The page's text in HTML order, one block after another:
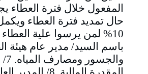
المفعول خلال فترة العطاء
حال تمديد فترة العطاء
10% لمن يرسوا علية
باسم السيد/ مدير عام هيئة